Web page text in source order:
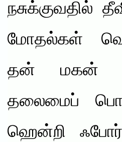
நசுக்குவதில்
மோதல்கள்
தன் மகன்
தலைமைப்
ஹென்றி